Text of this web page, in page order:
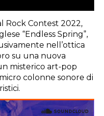
Rock Contest 2022,
“Endless Spring”,
nell’ottica
su una nuova
misterico art-pop
colonne sonore di